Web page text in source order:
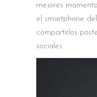
mejores
el smartphone
compartirlos
sociales.